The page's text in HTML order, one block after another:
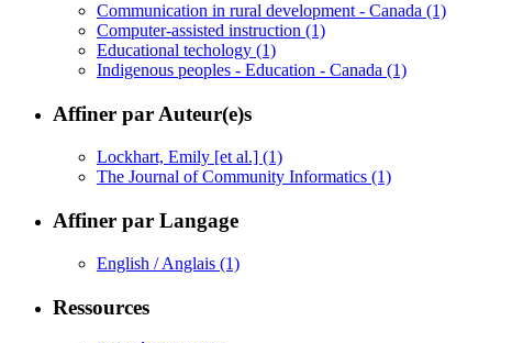
Communication in rural development - Canada (1)
Computer-assisted instruction (1)
Educational techology (1)
Indigenous peoples - Education - Canada (1)
Affiner par Auteur(e)s
Lockhart, Emily [et al.] (1)
The Journal of Community Informatics (1)
Affiner par Langage
English / Anglais (1)
Ressources